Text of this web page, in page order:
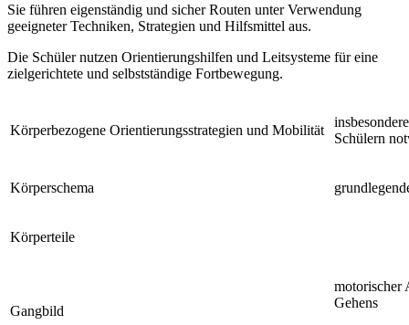
Sie führen eigenständig und sicher Routen unter Verwendung
geeigneter Techniken, Strategien und Hilfsmittel aus.
Die Schüler nutzen Orientierungshilfen und Leitsysteme für eine
zielgerichtete und selbstständige Fortbewegung.
Körperbezogene Orientierungsstrategien und Mobilität
Schülern
Körperschema
Körperteile
Gangbild
motorischer
Gehens